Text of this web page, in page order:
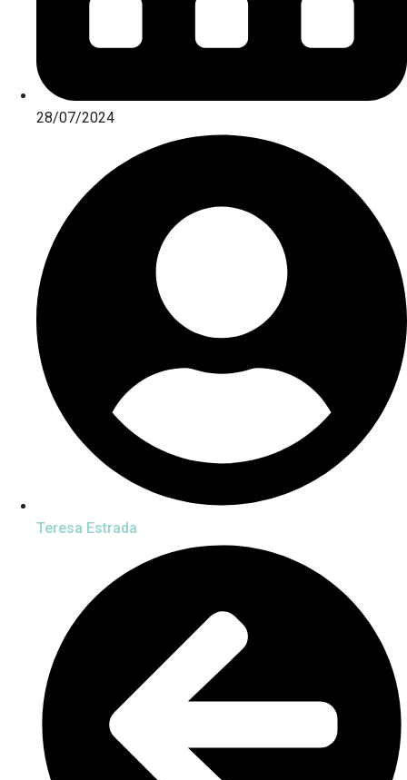
28/07/2024
Teresa Estrada